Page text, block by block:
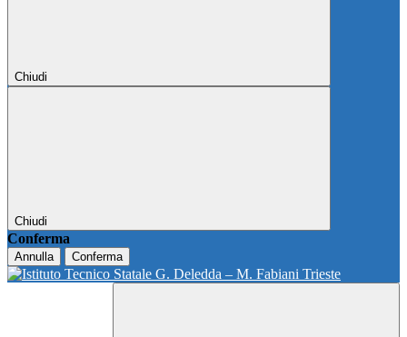
Chiudi
Chiudi
Conferma
Annulla Conferma